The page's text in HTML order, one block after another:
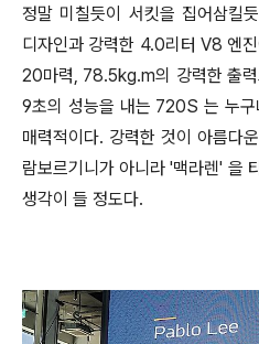
정말 미칠듯이 서킷을 집어삼킬
디자인과 강력한 4.0리터 V8 엔진
20마력, 78.5kg.m의 강력한 출
9초의 성능을 내는 720S 는 누구
매력적이다. 강력한 것이 아름다
람보르기니가 아니라 '맥라렌' 을
생각이 들 정도다.